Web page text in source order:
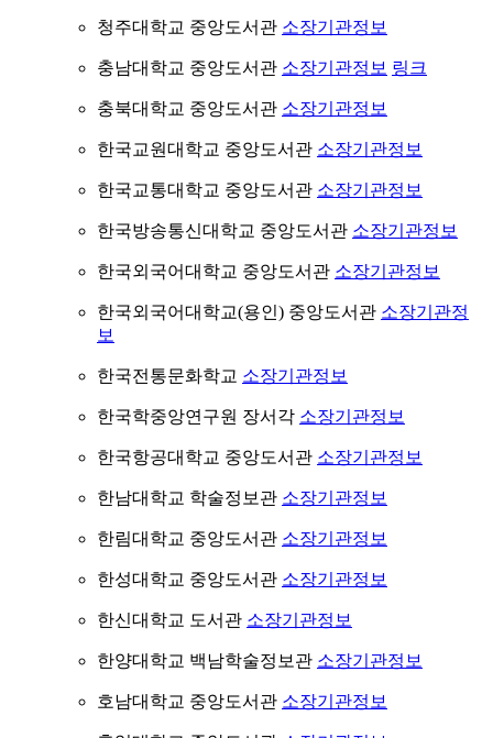
청주대학교 중앙도서관 소장기관정보
충남대학교 중앙도서관 소장기관정보 링크
충북대학교 중앙도서관 소장기관정보
한국교원대학교 중앙도서관 소장기관정보
한국교통대학교 중앙도서관 소장기관정보
한국방송통신대학교 중앙도서관 소장기관정보
한국외국어대학교 중앙도서관 소장기관정보
한국외국어대학교(용인) 중앙도서관 소장기관정
보
한국전통문화학교 소장기관정보
한국학중앙연구원 장서각 소장기관정보
한국항공대학교 중앙도서관 소장기관정보
한남대학교 학술정보관 소장기관정보
한림대학교 중앙도서관 소장기관정보
한성대학교 중앙도서관 소장기관정보
한신대학교 도서관 소장기관정보
한양대학교 백남학술정보관 소장기관정보
호남대학교 중앙도서관 소장기관정보